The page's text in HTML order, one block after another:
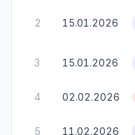
2 15.01.2026
3 15.01.2026
4 02.02.2026
5 11.02.2026